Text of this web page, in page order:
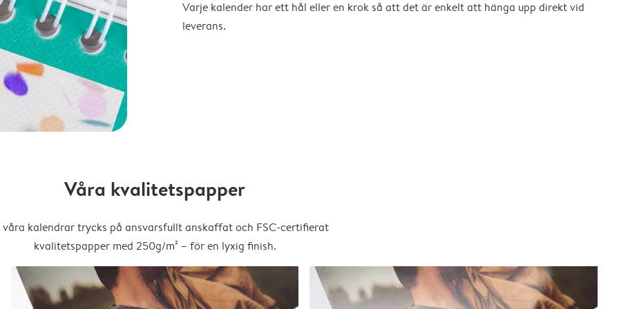
Varje kalender har ett hål eller en krok så att det är enkelt att hänga upp direkt vid
leverans.
Våra kvalitetspapper
kalendrar trycks på ansvarsfullt anskaffat och FSC-certifierat
kvalitetspapper med 250g/m² – för en lyxig finish.